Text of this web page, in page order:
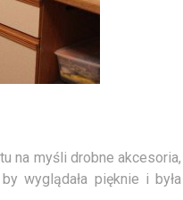
na myśli drobne akcesoria,
wyglądała pięknie i była